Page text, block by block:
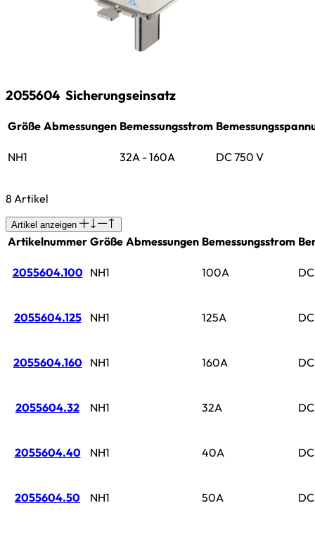
2055604 Sicherungseinsatz
Größe Abmessungen Bemessungsstrom
NH1 32A - 160A DC 750 V
8 Artikel
Artikel anzeigen
Artikelnummer Größe Abmessungen Bemessungsstrom
2055604.100 NH1 100A
2055604.125 NH1 125A
2055604.160 NH1 160A
2055604.32 NH1 32A
2055604.40 NH1 40A
2055604.50 NH1 50A